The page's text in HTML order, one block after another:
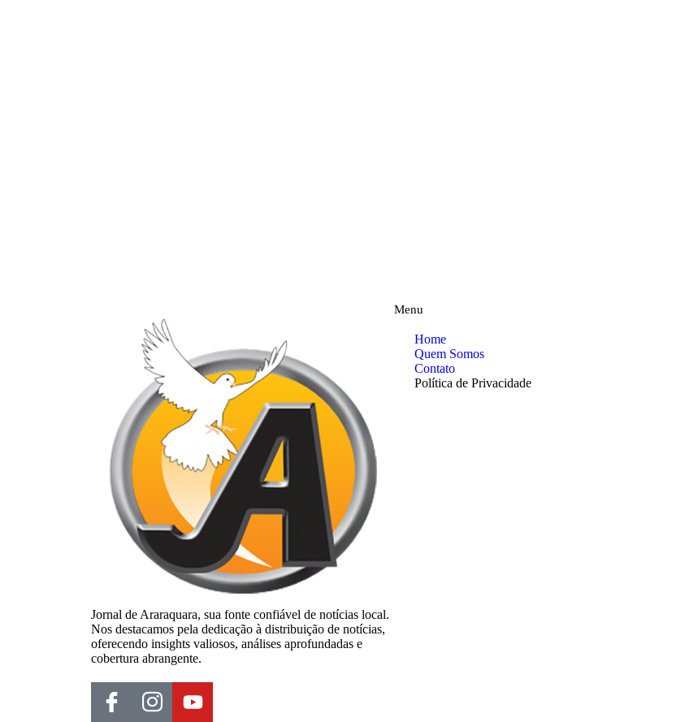
Jornal de Araraquara, sua fonte confiável de notícias local.
Nos destacamos pela dedicação à distribuição de notícias,
oferecendo insights valiosos, análises aprofundadas e
cobertura abrangente.
Menu
Home
Quem Somos
Contato
Política de Privacidade